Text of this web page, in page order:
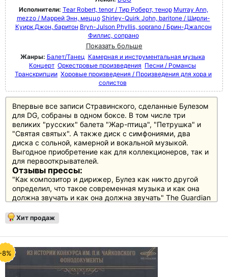
Исполнители: Tear Robert, tenor / Тир Роберт, тенор Murray Ann,
mezzo / Маррей Энн, меццо Shirley-Quirk John, baritone / Ширли-
Куирк Джон, баритон Bryn-Julson Phyllis, soprano / Брин-Джалсон
Филлис, сопрано
Показать больше
Жанры: Балет/Танец Камерная и инструментальная музыка
Концерт Оркестровые произведения Песни / Романсы
Транскрипции Хоровые произведения / Произведения для хора и
солистов
Впервые все записи Стравинского, сделанные Булезом
для DG, собраны в одном боксе. В том числе три
великих "русских" балета "Жар-птица", "Петрушка" и
"Святая святых". А также диск с симфониями, два
диска с сольной, камерной и вокальной музыкой.
Выгодное приобретение как для коллекционеров, так и
для первооткрывателей.
Отзывы прессы:
"Как композитор и дирижер, Булез как никто другой
определил, что такое современная музыка и как она
должна звучать и как она должна звучать" The Guardian
Хит продаж
8%